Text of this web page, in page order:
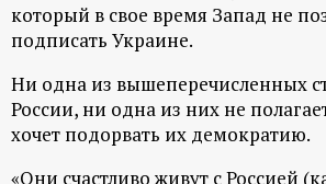
п
о
р
который в свое время Запад не
подписать Украине.
Ни одна из вышеперечисленных
России, ни одна из них не
хочет подорвать их демократию.
«Они счастливо живут с Россией